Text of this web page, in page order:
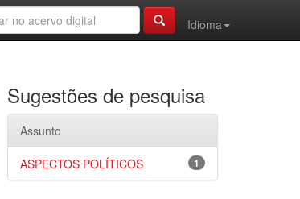
Idioma
Sugestões de pesquisa
Assunto
1
ASPECTOS POLÍTICOS